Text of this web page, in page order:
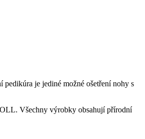
je jediné možné ošetření nohy s
Všechny výrobky obsahují přírodní